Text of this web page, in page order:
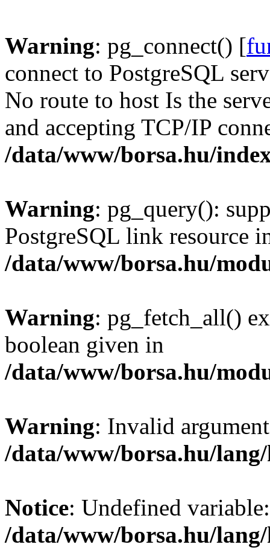
Warning: pg_connect() [
connect to PostgreSQL
No route to host Is the
and accepting TCP/IP
/data/www/borsa.hu/
Warning: pg_query():
PostgreSQL link resource
/data/www/borsa.hu/
Warning: pg_fetch_all()
boolean given in
/data/www/borsa.hu/
Warning: Invalid
/data/www/borsa.hu/
Notice: Undefined
/data/www/borsa.hu/